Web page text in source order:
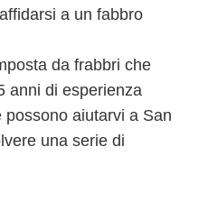
a un fabbro
da frabbri che
anni di esperienza
possono aiutarvi a San
una serie di